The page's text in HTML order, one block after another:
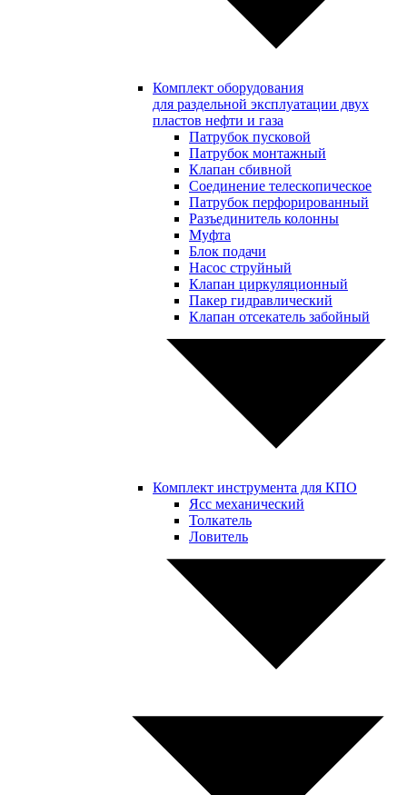
Комплект оборудования
для раздельной эксплуатации двух
пластов нефти и газа
Патрубок пусковой
Патрубок монтажный
Клапан сбивной
Соединение телескопическое
Патрубок перфорированный
Разъединитель колонны
Муфта
Блок подачи
Насос струйный
Клапан циркуляционный
Пакер гидравлический
Клапан отсекатель забойный
Комплект инструмента для КПО
Ясс механический
Толкатель
Ловитель